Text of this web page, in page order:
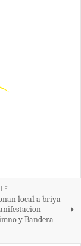
local a briya
y Bandera